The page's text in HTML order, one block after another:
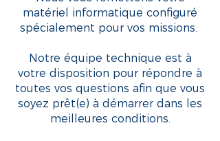
matériel informatique configuré
spécialement pour vos missions.
Notre équipe technique est à
votre disposition pour répondre à
toutes vos questions afin que vous
soyez prêt(e) à démarrer dans les
meilleures conditions.